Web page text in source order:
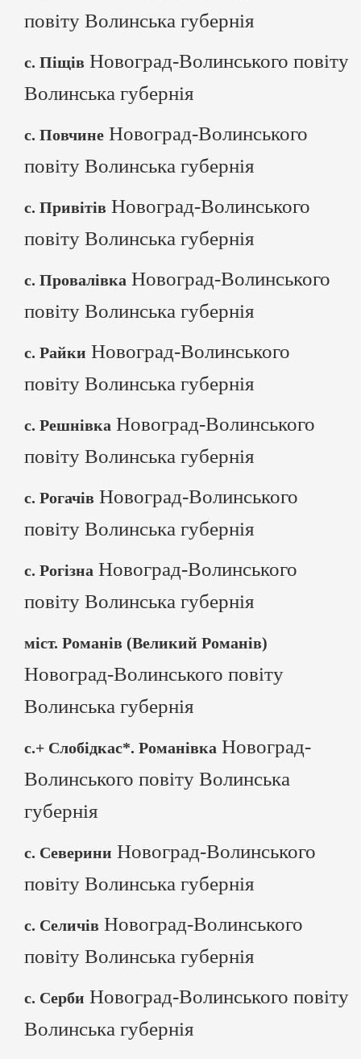
повіту Волинська губернія
с. Піщів Новоград-Волинського повіту
Волинська губернія
с. Повчине Новоград-Волинського
повіту Волинська губернія
с. Привітів Новоград-Волинського
повіту Волинська губернія
с. Провалівка Новоград-Волинського
повіту Волинська губернія
с. Райки Новоград-Волинського
повіту Волинська губернія
с. Решнівка Новоград-Волинського
повіту Волинська губернія
с. Рогачів Новоград-Волинського
повіту Волинська губернія
с. Рогізна Новоград-Волинського
повіту Волинська губернія
міст. Романів (Великий Романів)
Новоград-Волинського повіту
Волинська губернія
с.+ Слобідкас*. Романівка Новоград-
Волинського повіту Волинська
губернія
с. Северини Новоград-Волинського
повіту Волинська губернія
с. Селичів Новоград-Волинського
повіту Волинська губернія
с. Серби Новоград-Волинського повіту
Волинська губернія